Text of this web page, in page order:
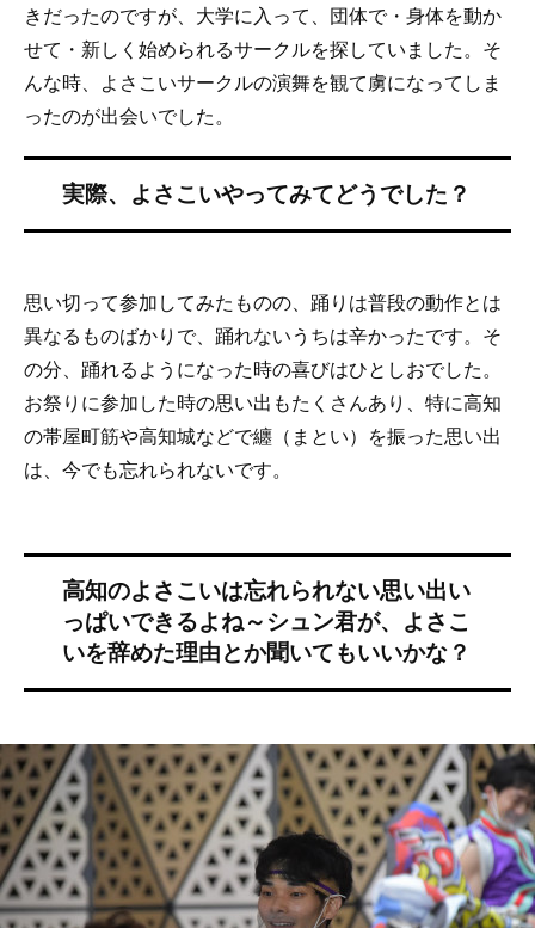
きだったのですが、大学に入って、団体で・身体を動か
せて・新しく始められるサークルを探していました。そ
んな時、よさこいサークルの演舞を観て虜になってしま
ったのが出会いでした。
思い切って参加してみたものの、踊りは普段の動作とは
異なるものばかりで、踊れないうちは辛かったです。そ
の分、踊れるようになった時の喜びはひとしおでした。
お祭りに参加した時の思い出もたくさんあり、特に高知
の帯屋町筋や高知城などで纏（まとい）を振った思い出
は、今でも忘れられないです。